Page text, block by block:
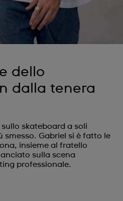
dello
dalla tenera
skateboard a soli
smesso. Gabriel si è fatto le
insieme al fratello
sulla scena
professionale.